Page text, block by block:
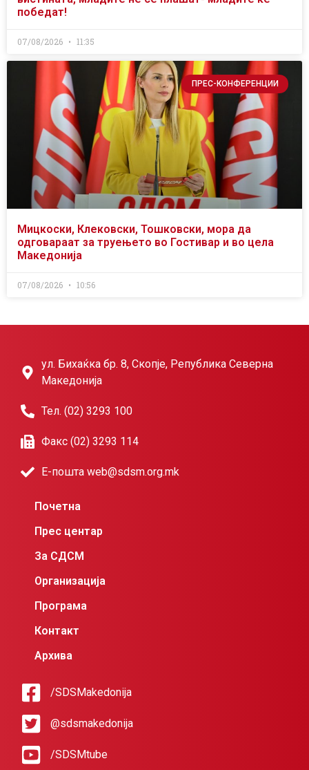
победат!
07/08/2026 11:35
ПРЕС-КОНФЕРЕНЦИИ
Мицкоски, Клековски, Тошковски, мора да
одговараат за труењето во Гостивар и во цела
Македонија
07/08/2026 10:56
ул. Бихаќка бр. 8, Скопје, Република Северна
Македонија
Тел. (02) 3293 100
Факс (02) 3293 114
Е-пошта web@sdsm.org.mk
Почетна
Прес центар
За СДСМ
Организација
Програма
Контакт
Архива
/SDSMakedonija
@sdsmakedonija
/SDSMtube